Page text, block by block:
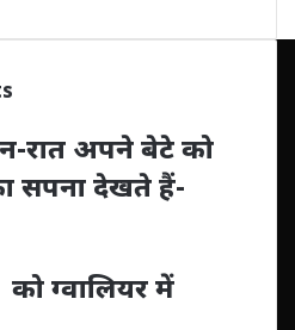
रात अपने बेटे को
सपना देखते हैं-
को ग्वालियर में